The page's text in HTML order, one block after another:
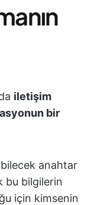
iletişim
bir
anahtar
bu bilgilerin
için kimsenin